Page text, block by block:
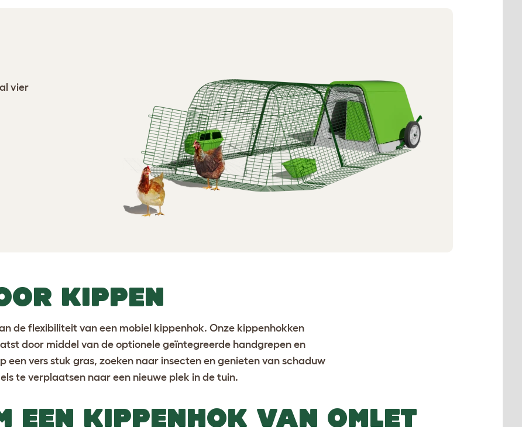
vier
KIPPEN
de flexibiliteit van een mobiel kippenhok. Onze kippenhokken
door middel van de optionele geïntegreerde handgrepen en
een vers stuk gras, zoeken naar insecten en genieten van schaduw
te verplaatsen naar een nieuwe plek in de tuin.
EEN KIPPENHOK VAN OMLET